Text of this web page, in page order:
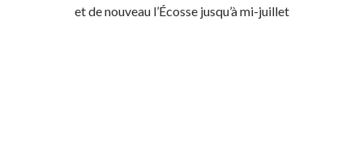
et de nouveau l’Écosse jusqu’à mi-juillet